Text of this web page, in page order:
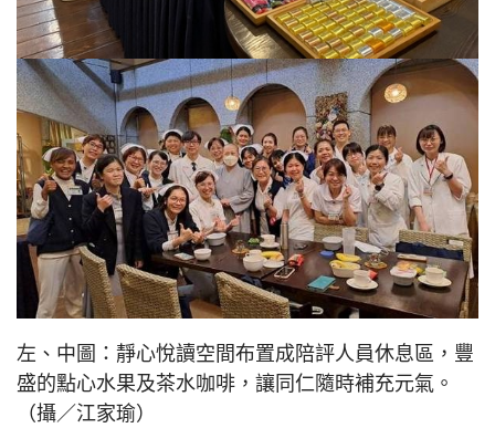
左、中圖：靜心悅讀空間布置成陪評人員休息區，豐
盛的點心水果及茶水咖啡，讓同仁隨時補充元氣。
（攝／江家瑜）